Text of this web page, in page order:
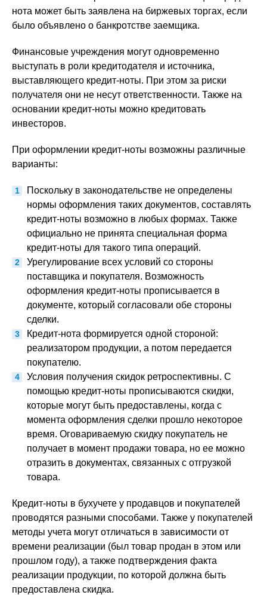
нота может быть заявлена на биржевых торгах, если
было объявлено о банкротстве заемщика.
Финансовые учреждения могут одновременно
выступать в роли кредитодателя и источника,
выставляющего кредит-ноты. При этом за риски
получателя они не несут ответственности. Также на
основании кредит-ноты можно кредитовать
инвесторов.
При оформлении кредит-ноты возможны различные
варианты:
Поскольку в законодательстве не определены
нормы оформления таких документов, составлять
кредит-ноты возможно в любых формах. Также
официально не принята специальная форма
кредит-ноты для такого типа операций.
Урегулирование всех условий со стороны
поставщика и покупателя. Возможность
оформления кредит-ноты прописывается в
документе, который согласовали обе стороны
сделки.
Кредит-нота формируется одной стороной:
реализатором продукции, а потом передается
покупателю.
Условия получения скидок ретроспективны. С
помощью кредит-ноты прописываются скидки,
которые могут быть предоставлены, когда с
момента оформления сделки прошло некоторое
время. Оговариваемую скидку покупатель не
получает в момент продажи товара, но ее можно
отразить в документах, связанных с отгрузкой
товара.
Кредит-ноты в бухучете у продавцов и покупателей
проводятся разными способами. Также у покупателей
методы учета могут отличаться в зависимости от
времени реализации (был товар продан в этом или
прошлом году), а также подтверждения факта
реализации продукции, по которой должна быть
предоставлена скидка.